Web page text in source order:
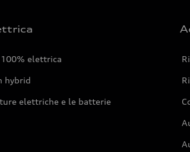
elettrica
hybrid
elettriche e le batterie